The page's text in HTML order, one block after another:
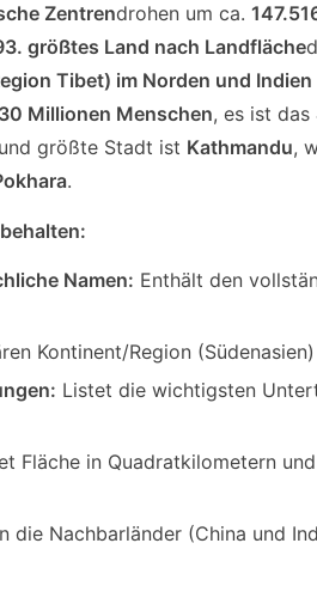
Zentrendrohen um ca.
größtes Land nach Landfläche
Tibet) im Norden und
30 Millionen Menschen, es ist das
größte Stadt ist Kathmandu,
.
Namen: Enthält den
Kontinent/Region
Listet die wichtigsten
Fläche in Quadratkilometern
die Nachbarländer (China und